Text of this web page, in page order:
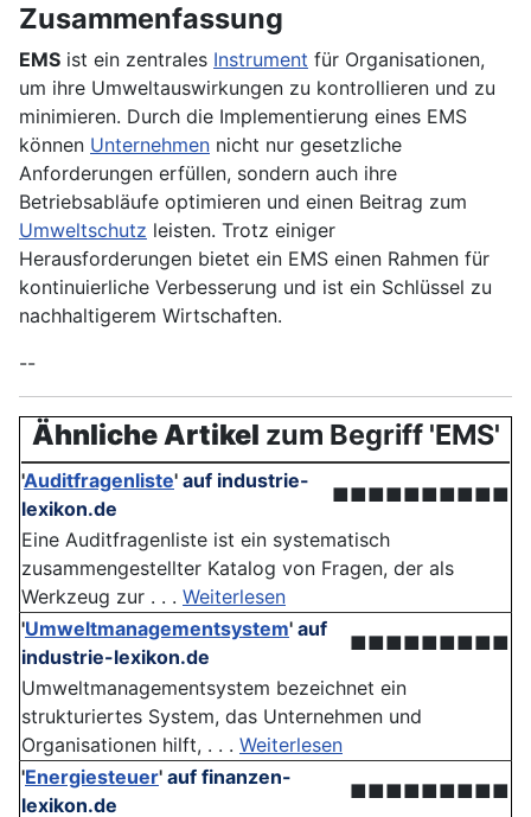
Zusammenfassung
EMS ist ein zentrales Instrument für Organisationen,
um ihre Umweltauswirkungen zu kontrollieren und zu
minimieren. Durch die Implementierung eines EMS
können Unternehmen nicht nur gesetzliche
Anforderungen erfüllen, sondern auch ihre
Betriebsabläufe optimieren und einen Beitrag zum
Umweltschutz leisten. Trotz einiger
Herausforderungen bietet ein EMS einen Rahmen für
kontinuierliche Verbesserung und ist ein Schlüssel zu
nachhaltigerem Wirtschaften.
--
Ähnliche Artikel zum Begriff 'EMS'
'Auditfragenliste' auf industrie-
lexikon.de
■■■■■■■■■■
Eine Auditfragenliste ist ein systematisch
zusammengestellter Katalog von Fragen, der als
Werkzeug zur . . . Weiterlesen
'Umweltmanagementsystem' auf
industrie-lexikon.de
■■■■■■■■■
Umweltmanagementsystem bezeichnet ein
strukturiertes System, das Unternehmen und
Organisationen hilft, . . . Weiterlesen
'Energiesteuer' auf finanzen-
lexikon.de
■■■■■■■■■